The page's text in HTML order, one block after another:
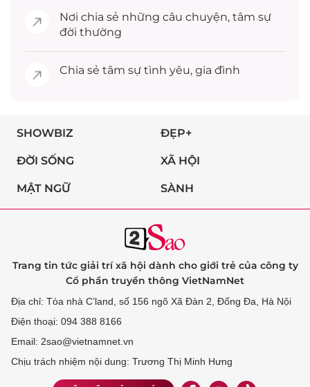
Nơi chia sẻ những câu chuyện, tâm sự
đời thường
Chia sẻ tâm sự tình yêu, gia đình
SHOWBIZ ĐẸP+
ĐỜI SỐNG XÃ HỘI
MẬT NGỮ SÀNH
Trang tin tức giải trí xã hội dành cho giới trẻ của công ty
Cổ phần truyền thông VietNamNet
Địa chỉ: Tòa nhà C’land, số 156 ngõ Xã Đàn 2, Đống Đa, Hà Nội
Điện thoại: 094 388 8166
Email: 2sao@vietnamnet.vn
Chịu trách nhiệm nội dung: Trương Thị Minh Hưng